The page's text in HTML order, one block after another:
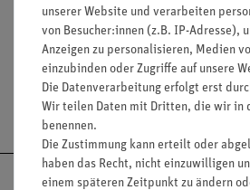
Maße (mm): 28 x 70 x 94.
Versandkostenfrei
unserer Website und verarbeiten
von Besucher:innen (z.B. IP-Adresse),
Anzeigen zu personalisieren, Medien
einzubinden oder Zugriffe auf unsere
Die Datenverarbeitung erfolgt erst
Wir teilen Daten mit Dritten, die wir in
benennen.
Die Zustimmung kann erteilt oder
haben das Recht, nicht einzuwilligen
einem späteren Zeitpunkt zu ändern